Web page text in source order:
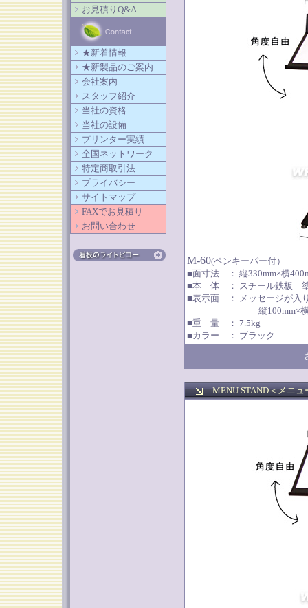
お見積りQ&A
★新着情報
★新製品のご案内
会社案内
スタッフ紹介
当社の資格
当社の設備
プリンター実績
全国ネットワーク
特定商取引法
プライバシー
サイトマップ
FAXでお見積り
お問い合わせ
M-60(ペンキーパー付）
■面寸法 ： 縦330mm×横
■本 体 ： スチール鉄板
■表示面 ： メッセージが入
縦100mm×横
■重 量 ： 7.5kg
■カラー ： ブラック
MENU STAND＜メニュ